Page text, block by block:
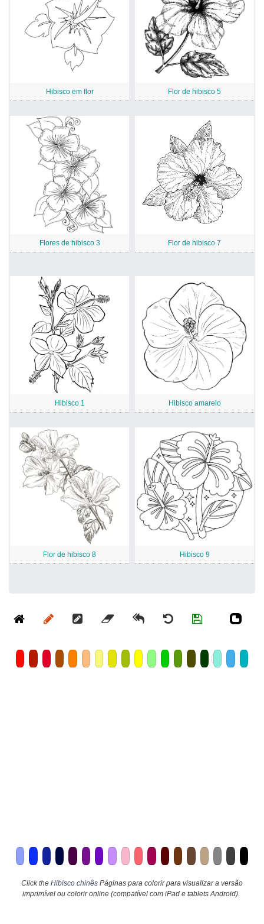
Hibisco em flor Flor de hibisco 5
Flores de hibisco 3 Flor de hibisco 7
Hibisco 1 Hibisco amarelo
Flor de hibisco 8 Hibisco 9
Click the Hibisco chinês Páginas para colorir para visualizar a versão
imprimível ou colorir online (compatível com iPad e tablets Android).